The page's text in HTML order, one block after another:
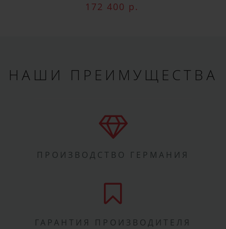
172 400 р.
НАШИ ПРЕИМУЩЕСТВА
ПРОИЗВОДСТВО ГЕРМАНИЯ
ГАРАНТИЯ ПРОИЗВОДИТЕЛЯ